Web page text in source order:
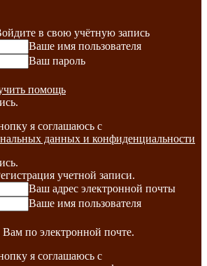
в свою учётную запись
Ваше имя пользователя
Ваш пароль
помощь
я соглашаюсь с
данных и конфиденциальности
учетной записи.
Ваш адрес электронной почты
Ваше имя пользователя
по электронной почте.
я соглашаюсь с